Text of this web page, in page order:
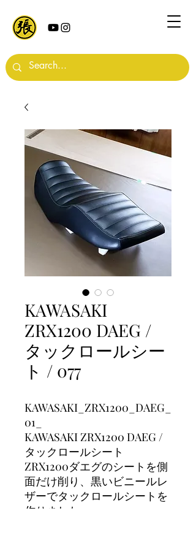
KAWASAKI
ZRX1200 DAEG /
タックロールシー
ト / 077
KAWASAKI_ZRX1200_DAEG_
01_
KAWASAKI ZRX1200 DAEG /
タックロールシート
ZRX1200ダエグのシートを側
面だけ削り、黒いビニールレ
ザーでタックロールシートを
作りました。